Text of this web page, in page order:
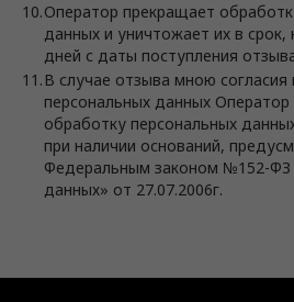
Оператор прекращает
данных и уничтожает их в
дней с даты поступления
В случае отзыва мною
персональных данных
обработку персональных
при наличии оснований,
Федеральным законом №152-ФЗ
данных» от 27.07.2006г.